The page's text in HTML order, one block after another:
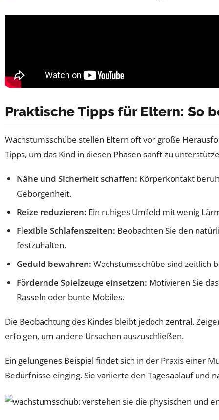
Praktische Tipps für Eltern: So
Wachstumsschübe stellen Eltern oft vor große
Tipps, um das Kind in diesen Phasen sanft zu
Nähe und Sicherheit schaffen: Körperkontakt
Geborgenheit.
Reize reduzieren: Ein ruhiges Umfeld mit wenig
Flexible Schlafenszeiten: Beobachten Sie den
festzuhalten.
Geduld bewahren: Wachstumsschübe sind zeitlich
Fördernde Spielzeuge einsetzen: Motivieren Sie
Rasseln oder bunte Mobiles.
Die Beobachtung des Kindes bleibt jedoch zentral.
erfolgen, um andere Ursachen auszuschließen.
Ein gelungenes Beispiel findet sich in der Praxis einer
Bedürfnisse einging. Sie variierte den Tagesablauf und